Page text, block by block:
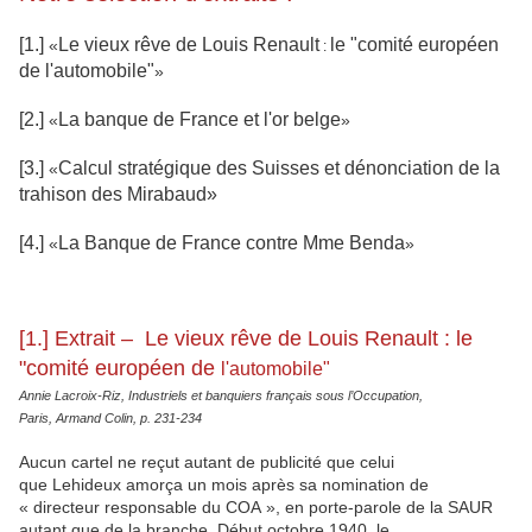
[1.] « Le vieux rêve de Louis Renault: le "comité européen
de l'automobile"»
[2.] « La banque de France et l'or belge»
[3.] «Calcul stratégique des Suisses et dénonciation de la
trahison des Mirabaud»
[4.] « La Banque de France contre Mme Benda»
[1.] Extrait – Le vieux rêve de Louis Renault : le
"comité européen de l'automobile"
Annie Lacroix-Riz, Industriels et banquiers français sous l’Occupation,
Paris, Armand Colin, p. 231-234
Aucun cartel ne reçut autant de publicité que celui
que Lehideux amorça un mois après sa nomination de
« directeur responsable du COA », en porte-parole de la SAUR